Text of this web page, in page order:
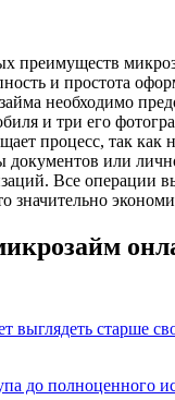
преимуществ
и простота
необходимо
и три его
процесс, так как
документов или
Все операции
значительно
старше
до полноценного